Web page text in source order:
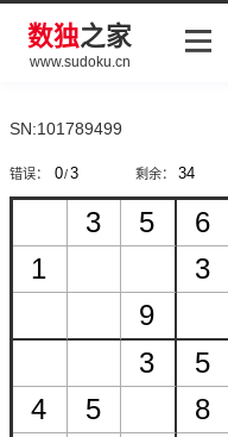
数独之家
www.sudoku.cn
SN:101789499
错误： / 剩余：